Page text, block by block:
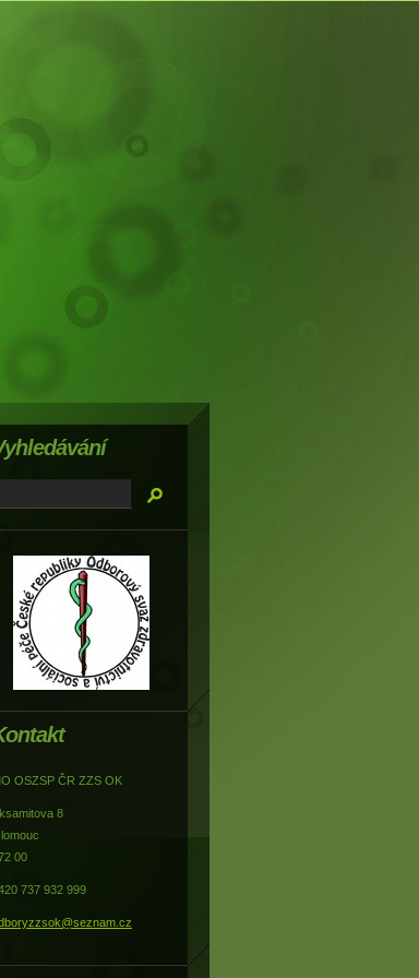
OSZSP ČR ZZS OK
8
00
737 932 999